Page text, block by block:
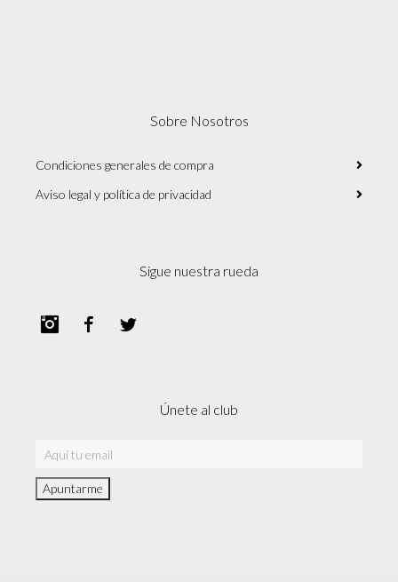
Sobre Nosotros
Condiciones generales de compra
Aviso legal y política de privacidad
Sigue nuestra rueda
InstagramFacebook
Únete al club